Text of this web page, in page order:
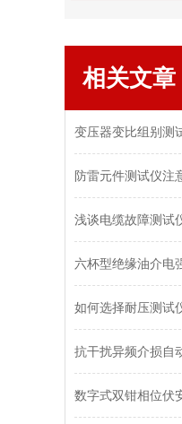
相关文章
防雷元件测试仪注
如何选择耐压测试